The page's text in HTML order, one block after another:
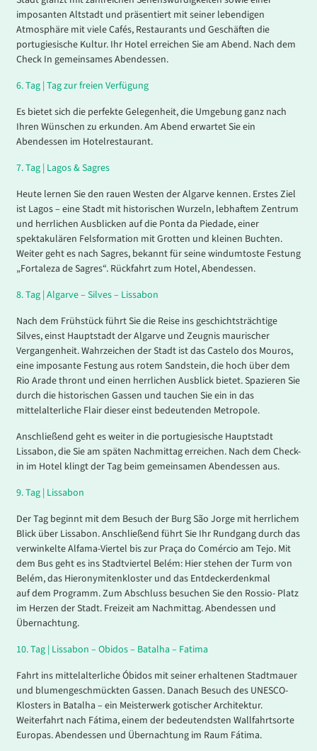
imposanten Altstadt und präsentiert mit seiner lebendigen
Atmosphäre mit viele Cafés, Restaurants und Geschäften die
portugiesische Kultur. Ihr Hotel erreichen Sie am Abend. Nach dem
Check In gemeinsames Abendessen.
6.Tag | Tag zur freien Verfügung
Es bietet sich die perfekte Gelegenheit, die Umgebung ganz nach
Ihren Wünschen zu erkunden. Am Abend erwartet Sie ein
Abendessen im Hotelrestaurant.
7.Tag | Lagos & Sagres
Heute lernen Sie den rauen Westen der Algarve kennen. Erstes Ziel
ist Lagos – eine Stadt mit historischen Wurzeln, lebhaftem Zentrum
und herrlichen Ausblicken auf die Ponta da Piedade, einer
spektakulären Felsformation mit Grotten und kleinen Buchten.
Weiter geht es nach Sagres, bekannt für seine windumtoste Festung
„Fortaleza de Sagres“. Rückfahrt zum Hotel, Abendessen.
8.Tag | Algarve – Silves – Lissabon
Nach dem Frühstück führt Sie die Reise ins geschichtsträchtige
Silves, einst Hauptstadt der Algarve und Zeugnis maurischer
Vergangenheit. Wahrzeichen der Stadt ist das Castelo dos Mouros,
eine imposante Festung aus rotem Sandstein, die hoch über dem
Rio Arade thront und einen herrlichen Ausblick bietet. Spazieren Sie
durch die historischen Gassen und tauchen Sie ein in das
mittelalterliche Flair dieser einst bedeutenden Metropole.
Anschließend geht es weiter in die portugiesische Hauptstadt
Lissabon, die Sie am späten Nachmittag erreichen. Nach dem Check-
in im Hotel klingt der Tag beim gemeinsamen Abendessen aus.
9.Tag | Lissabon
Der Tag beginnt mit dem Besuch der Burg São Jorge mit herrlichem
Blick über Lissabon. Anschließend führt Sie Ihr Rundgang durch das
verwinkelte Alfama-Viertel bis zur Praça do Comércio am Tejo. Mit
dem Bus geht es ins Stadtviertel Belém: Hier stehen der Turm von
Belém, das Hieronymitenkloster und das Entdeckerdenkmal
auf dem Programm. Zum Abschluss besuchen Sie den Rossio- Platz
im Herzen der Stadt. Freizeit am Nachmittag. Abendessen und
Übernachtung.
10.Tag | Lissabon – Obidos – Batalha – Fatima
Fahrt ins mittelalterliche Óbidos mit seiner erhaltenen Stadtmauer
und blumengeschmückten Gassen. Danach Besuch des UNESCO-
Klosters in Batalha – ein Meisterwerk gotischer Architektur.
Weiterfahrt nach Fátima, einem der bedeutendsten Wallfahrtsorte
Europas. Abendessen und Übernachtung im Raum Fátima.